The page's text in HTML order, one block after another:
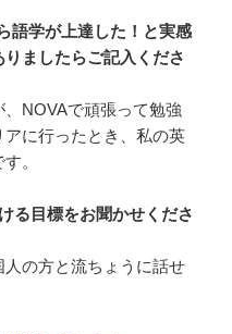
語学が上達した！と実感
ましたらご記入くださ
NOVAで頑張って勉強
に行ったとき、私の英
。
る目標をお聞かせくださ
の方と流ちょうに話せ